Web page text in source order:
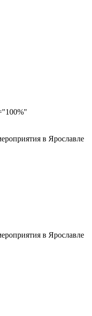
в Ярославле
в Ярославле